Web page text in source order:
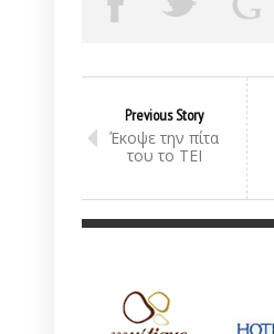
Previous Story
Έκοψε την πίτα
του το ΤΕΙ